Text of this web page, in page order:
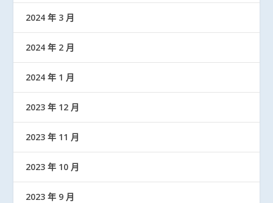
2024 年 3 月
2024 年 2 月
2024 年 1 月
2023 年 12 月
2023 年 11 月
2023 年 10 月
2023 年 9 月